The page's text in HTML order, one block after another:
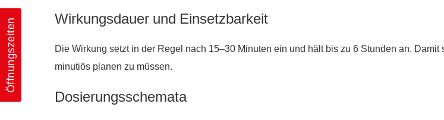
Wirkungsdauer und Einsetzbarkeit
Die Wirkung setzt in der Regel nach 15–30 Minuten ein und hält bis zu 6 Stunden an.
minutiös planen zu müssen.
Dosierungsschemata
Öffnungszeiten